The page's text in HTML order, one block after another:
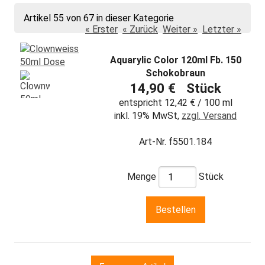
Römerturm
Artikel 55 von 67 in dieser Kategorie
« Erster « Zurück Weiter » Letzter »
Aquarylic Color 120ml Fb. 150
Schokobraun
14,90 € Stück
entspricht 12,42 € / 100 ml
inkl. 19% MwSt, zzgl. Versand
Art-Nr. f5501.184
Menge Stück